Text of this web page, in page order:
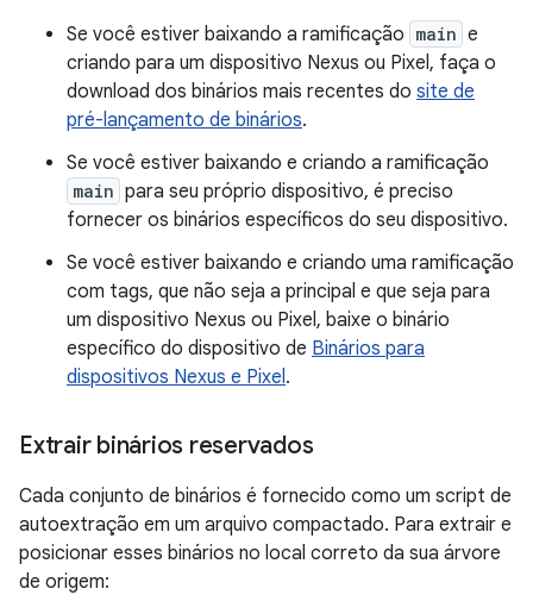
Se você estiver baixando a ramificação main e
criando para um dispositivo Nexus ou Pixel, faça o
download dos binários mais recentes do site de
pré-lançamento de binários.
Se você estiver baixando e criando a ramificação
main para seu próprio dispositivo, é preciso
fornecer os binários específicos do seu dispositivo.
Se você estiver baixando e criando uma ramificação
com tags, que não seja a principal e que seja para
um dispositivo Nexus ou Pixel, baixe o binário
específico do dispositivo de Binários para
dispositivos Nexus e Pixel.
Extrair binários reservados
Cada conjunto de binários é fornecido como um script de
autoextração em um arquivo compactado. Para extrair e
posicionar esses binários no local correto da sua árvore
de origem: